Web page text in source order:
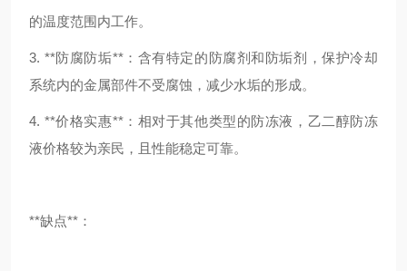
的温度范围内工作。
3. **防腐防垢**：含有特定的防腐剂和防垢剂，保护冷却
系统内的金属部件不受腐蚀，减少水垢的形成。
4. **价格实惠**：相对于其他类型的防冻液，乙二醇防冻
液价格较为亲民，且性能稳定可靠。
**缺点**：